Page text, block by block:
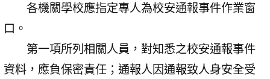
各機關學校應指定專人為校安通報事件作業窗
口。
第一項所列相關人員，對知悉之校安通報事件
資料，應負保密責任；通報人因通報致人身安全受